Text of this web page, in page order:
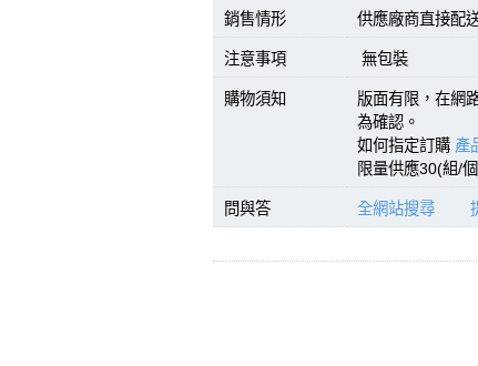
銷售情形 供應廠商直接配
注意事項 無包裝
購物須知 版面有限，在網
為確認。
如何指定訂購 產
限量供應30(組/
問與答 全網站搜尋